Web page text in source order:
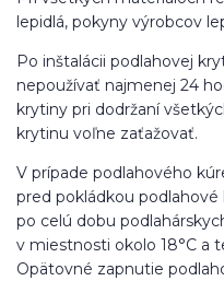
lepidlá, pokyny výrobcov
Po inštalácii podlahovej
nepoužívať najmenej 24
krytiny pri dodržaní
krytinu voľne zaťažovať.
V prípade podlahového
pred pokládkou
po celú dobu
v miestnosti okolo 18°C a
Opätovné zapnutie